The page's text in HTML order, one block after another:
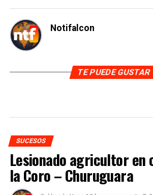
Notifalcon
TE PUEDE GUSTAR
SUCESOS
Lesionado agricultor en
la Coro – Churuguara